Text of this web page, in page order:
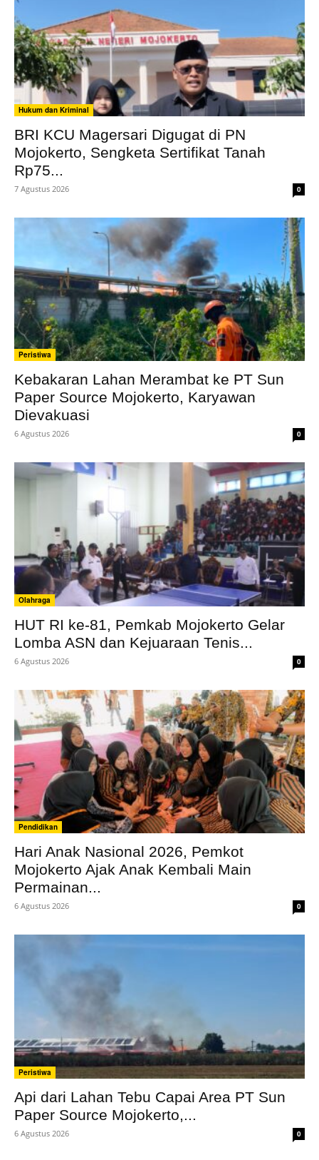
Hukum dan Kriminal
BRI KCU Magersari Digugat di PN
Mojokerto, Sengketa Sertifikat Tanah
Rp75...
7 Agustus 2026 0
Peristiwa
Kebakaran Lahan Merambat ke PT Sun
Paper Source Mojokerto, Karyawan
Dievakuasi
6 Agustus 2026 0
Olahraga
HUT RI ke-81, Pemkab Mojokerto Gelar
Lomba ASN dan Kejuaraan Tenis...
6 Agustus 2026 0
Pendidikan
Hari Anak Nasional 2026, Pemkot
Mojokerto Ajak Anak Kembali Main
Permainan...
6 Agustus 2026 0
Peristiwa
Api dari Lahan Tebu Capai Area PT Sun
Paper Source Mojokerto,...
6 Agustus 2026 0